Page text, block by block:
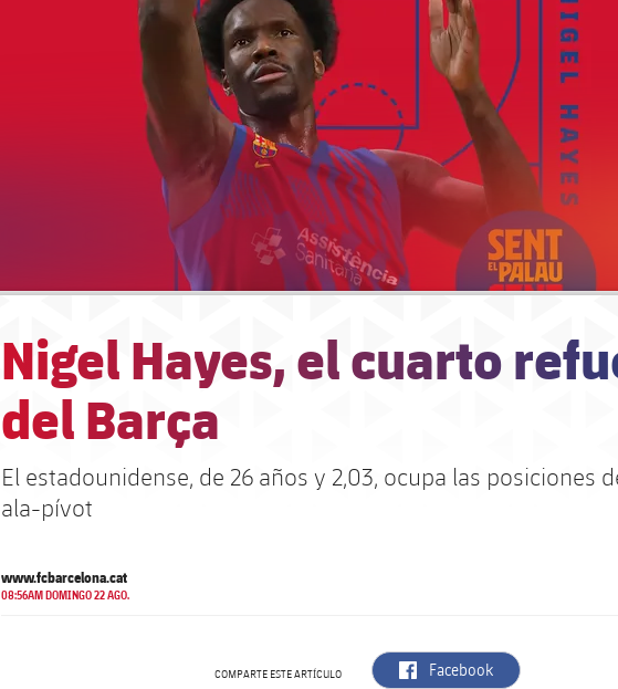
Nigel Hayes, el cuarto
del Barça
El estadounidense, de 26 años y 2,03, ocupa las posiciones
ala-pívot
www.fcbarcelona.cat
08:56AM DOMINGO 22 AGO.
COMPARTE ESTE ARTÍCULO label.aria.facebook
Facebook